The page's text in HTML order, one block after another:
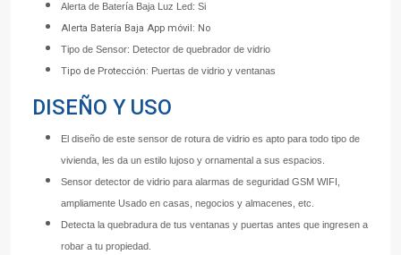
Alerta de Batería Baja Luz Led: Si
Alerta Batería Baja App móvil: No
Tipo de Sensor: Detector de quebrador de vidrio
Tipo de Protección: Puertas de vidrio y ventanas
DISEÑO Y USO
El diseño de este sensor de rotura de vidrio es apto para todo tipo de
vivienda, les da un estilo lujoso y ornamental a sus espacios.
Sensor detector de vidrio para alarmas de seguridad GSM WIFI,
ampliamente Usado en casas, negocios y almacenes, etc.
Detecta la quebradura de tus ventanas y puertas antes que ingresen a
robar a tu propiedad.